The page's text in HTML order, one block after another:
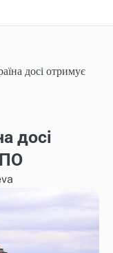
досі отримує
досі